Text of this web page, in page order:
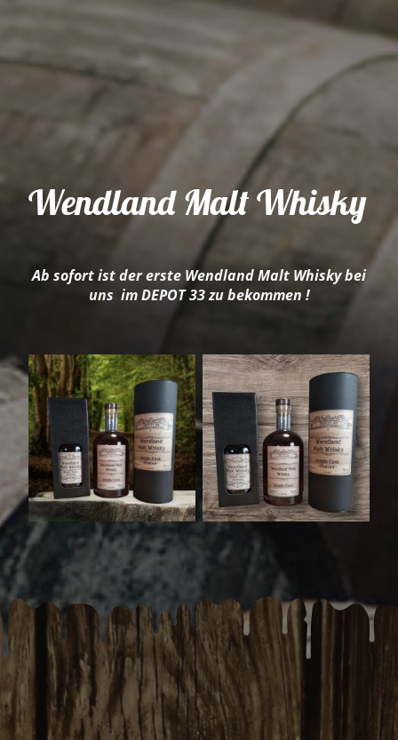
Wendland Malt Whisky
Ab sofort ist der erste Wendland Malt Whisky bei
uns im DEPOT 33 zu bekommen !